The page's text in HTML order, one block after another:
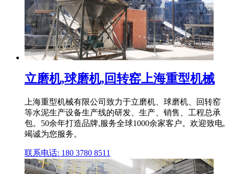
立磨机,球磨机,回转窑上海重型机械
上海重型机械有限公司致力于立磨机、球磨机、回转窑
等水泥生产设备生产线的研发、生产、销售、工程总承
包。50余年打造品牌,服务全球1000余家客户。欢迎致电,
竭诚为您服务。
联系电话: 180 3780 8511